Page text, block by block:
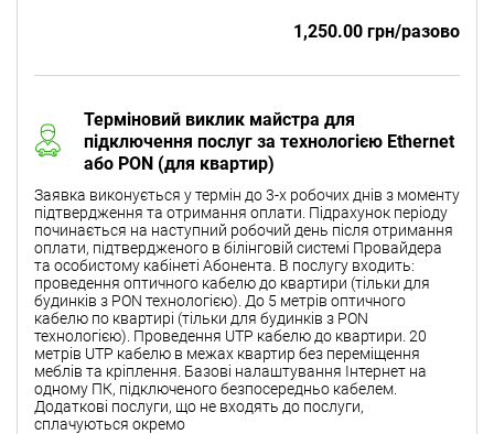
1,250.00 грн/разово
Терміновий виклик майстра для
підключення послуг за технологією Ethernet
або PON (для квартир)
Заявка виконується у термін до 3-х робочих днів з моменту
підтвердження та отримання оплати. Підрахунок періоду
починається на наступний робочий день після отримання
оплати, підтвердженого в білінговій системі Провайдера
та особистому кабінеті Абонента. В послугу входить:
проведення оптичного кабелю до квартири (тільки для
будинків з PON технологією). До 5 метрів оптичного
кабелю по квартирі (тільки для будинків з PON
технологією). Проведення UTP кабелю до квартири. 20
метрів UTP кабелю в межах квартир без переміщення
меблів та кріплення. Базові налаштування Інтернет на
одному ПК, підключеного безпосередньо кабелем.
Додаткові послуги, що не входять до послуги,
сплачуються окремо